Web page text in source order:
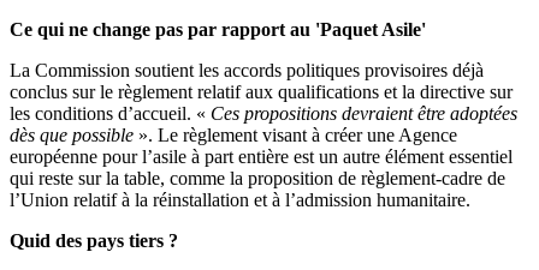
Ce qui ne change pas par rapport au 'Paquet Asile'
La Commission soutient les accords politiques provisoires déjà
conclus sur le règlement relatif aux qualifications et la directive sur
les conditions d’accueil. « Ces propositions devraient être adoptées
dès que possible ». Le règlement visant à créer une Agence
européenne pour l’asile à part entière est un autre élément essentiel
qui reste sur la table, comme la proposition de règlement-cadre de
l’Union relatif à la réinstallation et à l’admission humanitaire.
Quid des pays tiers ?